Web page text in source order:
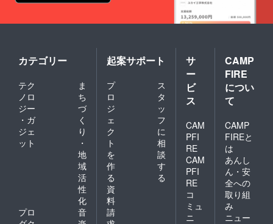
カテゴリー
テク
ノロ
ジー
・ガ
ジェ
ット
ま
ち
づ
く
り
・
地
域
活
性
化
プロ
音
起案サポート
プ
ロ
ジ
ェ
ク
ト
を
作
る
ス
タ
ッ
フ
に
相
談
す
る
資
料
請
サ
ー
ビ
ス
CAM
PFI
RE
CAM
PFI
RE
コ
ミュ
ニ
CAMP
FIRE
につい
て
CAMP
FIREと
は
あんし
ん・安
全への
取り組
み
ニュー